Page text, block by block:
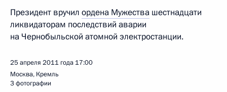
Президент вручил ордена Мужества шестнадцати
ликвидаторам последствий аварии
на Чернобыльской атомной электростанции.
25 апреля 2011 года 17:00
Москва, Кремль
3 фотографии